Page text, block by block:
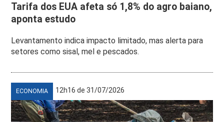
Tarifa dos EUA afeta só 1,8% do agro baiano,
aponta estudo
Levantamento indica impacto limitado, mas alerta para
setores como sisal, mel e pescados.
ECONOMIA 12h16 de 31/07/2026